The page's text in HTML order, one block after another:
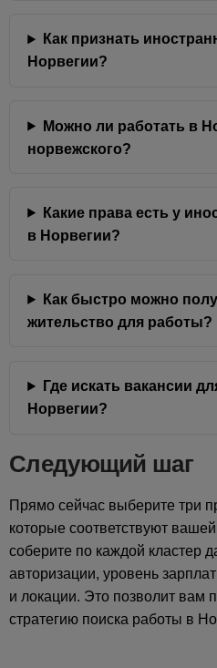
Как признать
Норвегии?
Можно ли работать в
норвежского?
Какие права есть у
в Норвегии?
Как быстро можно
жительство для работы?
Где искать вакансии
Норвегии?
Следующий шаг
Прямо сейчас выберите три
которые соответствуют
соберите по каждой кластер
авторизации, уровень
и локации. Это позволит вам
стратегию поиска работы в